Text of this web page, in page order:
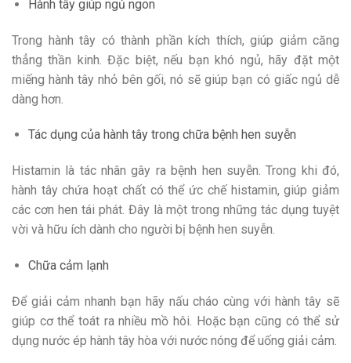
Hành tây giúp ngủ ngon
Trong hành tây có thành phần kích thích, giúp giảm căng
thẳng thần kinh. Đặc biệt, nếu bạn khó ngủ, hãy đặt một
miếng hành tây nhỏ bên gối, nó sẽ giúp bạn có giấc ngủ dễ
dàng hơn.
Tác dụng của hành tây trong chữa bệnh hen suyễn
Histamin là tác nhân gây ra bệnh hen suyễn. Trong khi đó,
hành tây chứa hoạt chất có thể ức chế histamin, giúp giảm
các cơn hen tái phát. Đây là một trong những tác dụng tuyệt
vời và hữu ích dành cho người bị bệnh hen suyễn.
Chữa cảm lạnh
Để giải cảm nhanh bạn hãy nấu cháo cùng với hành tây sẽ
giúp cơ thể toát ra nhiều mồ hôi. Hoặc bạn cũng có thể sử
dụng nước ép hành tây hòa với nước nóng để uống giải cảm.